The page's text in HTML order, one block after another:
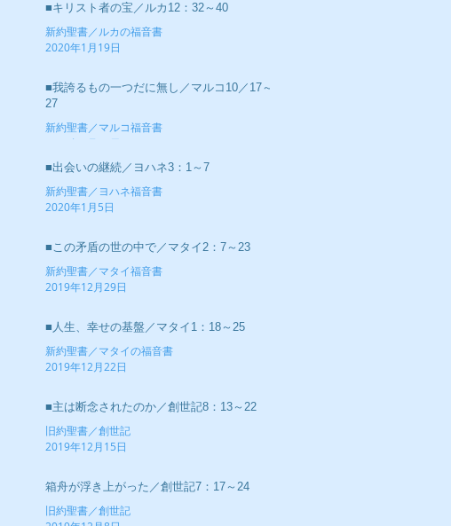
■キリスト者の宝／ルカ12：32～40
新約聖書／ルカの福音書
2020年1月19日
■我誇るもの一つだに無し／マルコ10／17～
27
新約聖書／マルコ福音書
2020年1月12日
■出会いの継続／ヨハネ3：1～7
新約聖書／ヨハネ福音書
2020年1月5日
■この矛盾の世の中で／マタイ2：7～23
新約聖書／マタイ福音書
2019年12月29日
■人生、幸せの基盤／マタイ1：18～25
新約聖書／マタイの福音書
2019年12月22日
■主は断念されたのか／創世記8：13～22
旧約聖書／創世記
2019年12月15日
箱舟が浮き上がった／創世記7：17～24
旧約聖書／創世記